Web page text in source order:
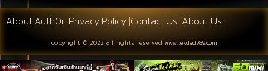
About Auth0r |Privacy Policy|Contact Us |About Us
copyright © 2022 all rights reserved www.lekded789.com